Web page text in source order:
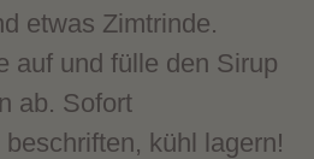
etwas Zimtrinde.
auf und fülle den Sirup
ab. Sofort
kühl lagern!